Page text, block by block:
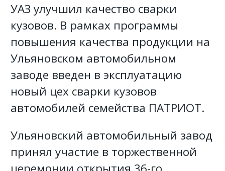
УАЗ улучшил качество сварки
кузовов. В рамках программы
повышения качества продукции на
Ульяновском автомобильном
заводе введен в эксплуатацию
новый цех сварки кузовов
автомобилей семейства ПАТРИОТ.
Ульяновский автомобильный завод
принял участие в торжественной